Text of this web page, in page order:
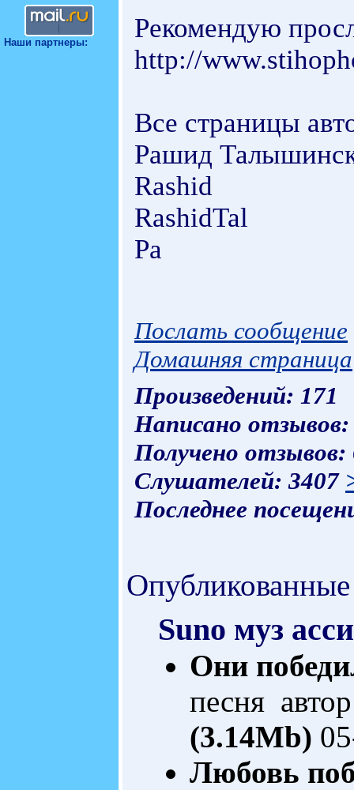
Наши партнеры:
Рекомендую
http://
Все страницы
Рашид
Rashid
RashidTal
Ра
Послать сообщение
Домашняя страница
Произведений: 171
Написано
Получено
Слушателей: 3407
Последнее
Suno муз
Они
песня
(3.14Mb)
Любовь